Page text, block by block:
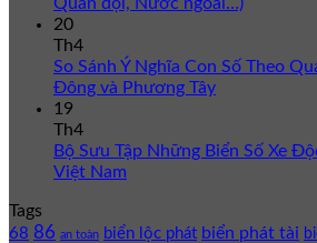
20
Th4
So Sánh Ý Nghĩa Con Số Theo
Đông và Phương Tây
19
Th4
Bộ Sưu Tập Những Biển Số Xe
Việt Nam
Tags
68 86 an toàn biển lộc phát biển phát tài